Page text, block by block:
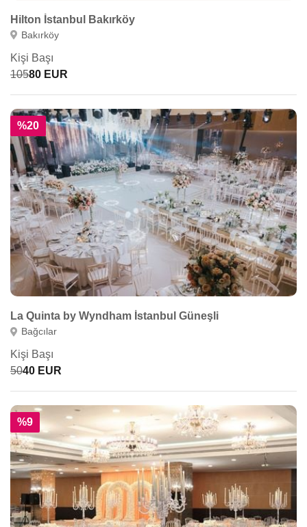
Hilton İstanbul Bakırköy
Bakırköy
Kişi Başı
10580 EUR
%20
La Quinta by Wyndham İstanbul Güneşli
Bağcılar
Kişi Başı
5040 EUR
%9